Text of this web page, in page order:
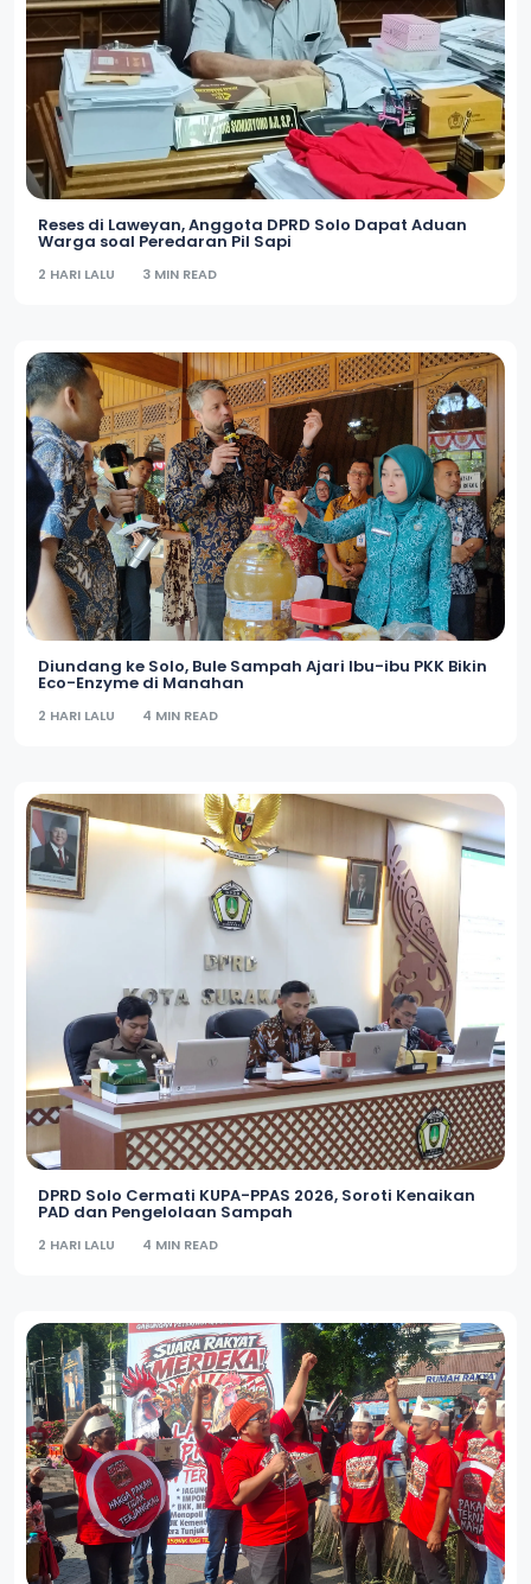
Reses di Laweyan, Anggota DPRD Solo Dapat Aduan
Warga soal Peredaran Pil Sapi
2 HARI LALU 3 MIN READ
Diundang ke Solo, Bule Sampah Ajari Ibu-ibu PKK Bikin
Eco-Enzyme di Manahan
2 HARI LALU 4 MIN READ
DPRD Solo Cermati KUPA-PPAS 2026, Soroti Kenaikan
PAD dan Pengelolaan Sampah
2 HARI LALU 4 MIN READ